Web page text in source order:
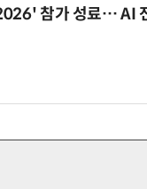
참가 성료… AI